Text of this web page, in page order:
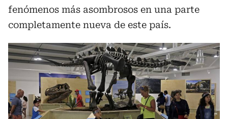
fenómenos más asombrosos en una parte
completamente nueva de este país.